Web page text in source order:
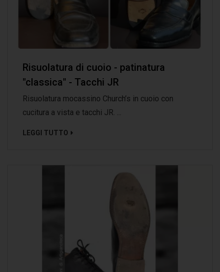
Risuolatura di cuoio - patinatura
"classica" - Tacchi JR
Risuolatura mocassino Church’s in cuoio con
cucitura a vista e tacchi JR. ...
LEGGI TUTTO